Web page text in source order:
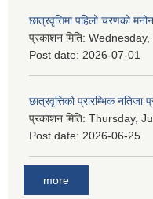
छात्रवृत्तिमा पहिलो चरणको
प्रकाशन मिति:
Post date: 2026-07-01
छात्रवृत्तिको प्रारम्भिक नतिजा
प्रकाशन मिति: Thursday,
Post date: 2026-06-25
more